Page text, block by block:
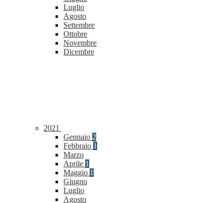
Luglio
Agosto
Settembre
Ottobre
Novembre
Dicembre
2021
Gennaio 2
Febbraio 1
Marzo
Aprile 1
Maggio 1
Giugno
Luglio
Agosto